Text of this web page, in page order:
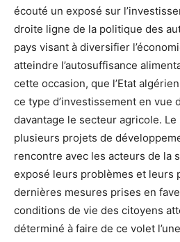
écouté un exposé sur
droite ligne de la politique des
pays visant à diversifier
atteindre l’autosuffisance
cette occasion, que l’Etat
ce type d’investissement en vue
davantage le secteur agricole.
plusieurs projets de
rencontre avec les acteurs de la
exposé leurs problèmes et leurs
dernières mesures prises en
conditions de vie des citoyens
déterminé à faire de ce volet